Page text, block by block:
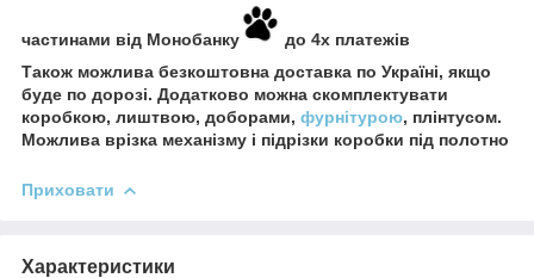
частинами від Монобанку
до 4х платежів
Також можлива безкоштовна доставка по Україні, якщо
буде по дорозі. Додатково можна скомплектувати
коробкою, лиштвою, доборами, фурнітурою, плінтусом.
Можлива врізка механізму і підрізки коробки під полотно
Приховати
Характеристики